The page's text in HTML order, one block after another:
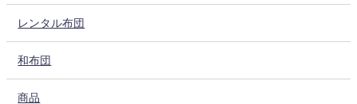
レンタル布団
和布団
商品